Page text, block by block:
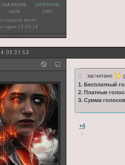
УВАЖЕНИЕ:
+3636
ФЛОРИНОВ:
5 900
визит:
13:45:18
03:31:53
засчитано
1. Бесплатный
2. Платные
3. Сумма
+4